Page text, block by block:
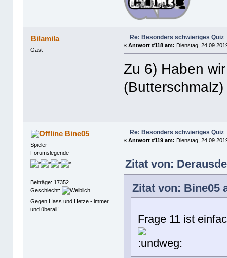
Bilamila
Gast
Re: Besonders schwieriges Quiz
«Antwort #118 am: Dienstag,
Zu 6) Haben
Bine05
Spieler
Forumslegende
Beiträge: 17352
Geschlecht:
Gegen Hass und Hetze - immer
und überall!
Re: Besonders schwieriges Quiz
«Antwort #119 am: Dienstag,
Zitat von:
Zitat von: Bine05
Frage 11 ist